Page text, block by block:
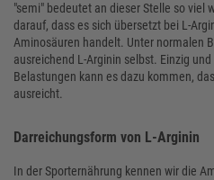
"semi" bedeutet an dieser Stelle so viel
darauf, dass es sich übersetzt bei L-
Aminosäuren handelt. Unter normalen
ausreichend L-Arginin selbst. Einzig
Belastungen kann es dazu kommen,
ausreicht.
Darreichungsform von L-Arginin
In der Sporternährung kennen wir die